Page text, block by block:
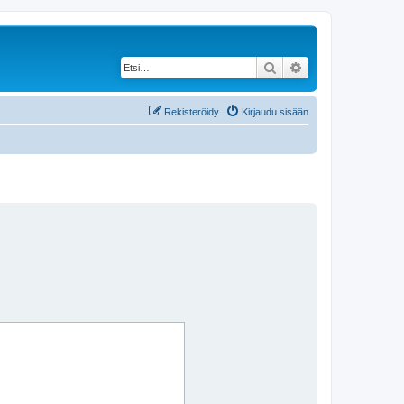
Etsi
Kirjaudu sisään
Rekisteröidy